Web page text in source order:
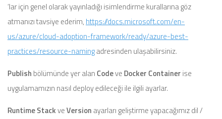
‘lar için genel olarak yayınladığı isimlendirme kurallarına göz
atmanızı tavsiye ederim, https://docs.microsoft.com/en-
us/azure/cloud-adoption-framework/ready/azure-best-
practices/resource-namingadresinden ulaşabilirsiniz.
Publish bölümünde yer alan Codeve Docker Container ise
uygulamamızın nasıl deploy edileceği ile ilgili ayarlar.
Runtime StackveVersion ayarları geliştirme yapacağımız dil /